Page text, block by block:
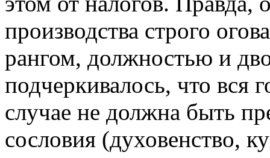
производства строго
рангом, должностью и
подчеркивалось, что вся
случае не должна быть
сословия (духовенство,